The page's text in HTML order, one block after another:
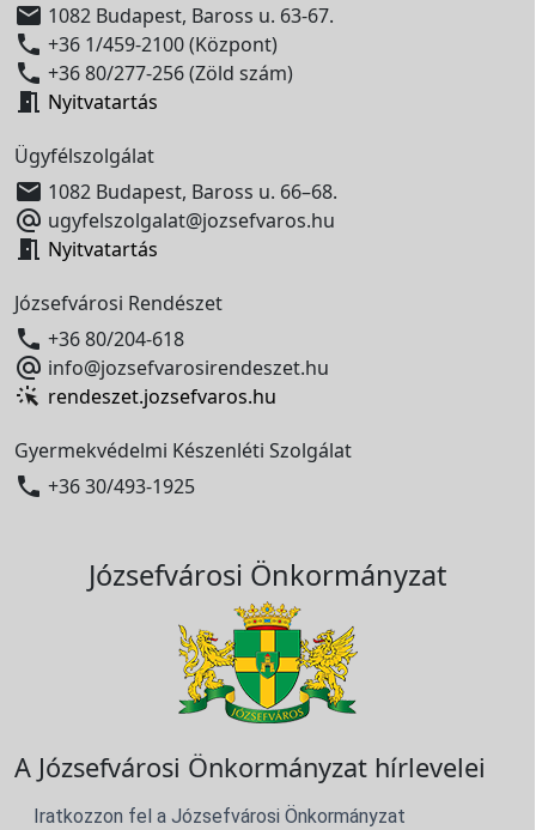
 1082 Budapest, Baross u. 63-67.
 +36 1/459-2100 (Központ)
 +36 80/277-256 (Zöld szám)
 Nyitvatartás
Ügyfélszolgálat
 1082 Budapest, Baross u. 66–68.
 ugyfelszolgalat@jozsefvaros.hu
 Nyitvatartás
Józsefvárosi Rendészet
 +36 80/204-618
 info@jozsefvarosirendeszet.hu
rendeszet.jozsefvaros.hu
Gyermekvédelmi Készenléti Szolgálat
 +36 30/493-1925
Józsefvárosi Önkormányzat
A Józsefvárosi Önkormányzat hírlevelei
Iratkozzon fel a Józsefvárosi Önkormányzat